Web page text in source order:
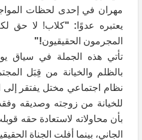
مهران في إحدى لحظات
يعتبره عدوًا : "كلاب! لا حق
المجرمون الحقيقيون!"
تأتي هذه الجملة في سياق
بالظلم والخيانة من قِبَل
نظام اجتماعي مختل يفتقر إلى
للخيانة من زوجته وصديقه
بأن محاولاته لاستعادة حقه
الجاني، بينما أفلت الجناة